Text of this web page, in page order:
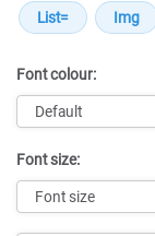
Font colour:
Font size: